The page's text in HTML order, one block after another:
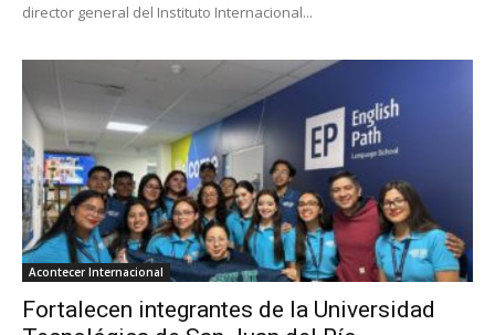
director general del Instituto Internacional...
Acontecer Internacional
Fortalecen integrantes de la Universidad